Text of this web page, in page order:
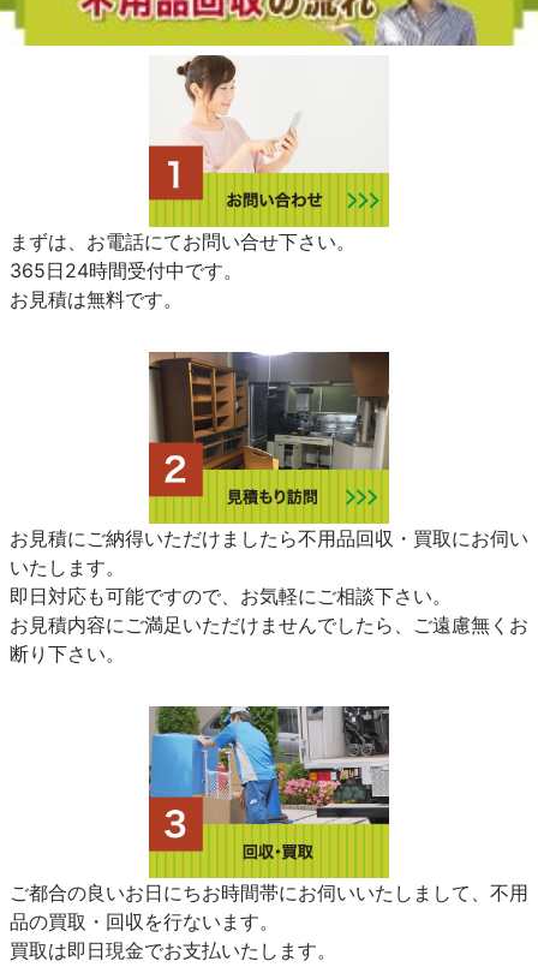
まずは、お電話にてお問い合せ下さい。
365日24時間受付中です。
お見積は無料です。
お見積にご納得いただけましたら不用品回収・買取にお伺い
いたします。
即日対応も可能ですので、お気軽にご相談下さい。
お見積内容にご満足いただけませんでしたら、ご遠慮無くお
断り下さい。
ご都合の良いお日にちお時間帯にお伺いいたしまして、不用
品の買取・回収を行ないます。
買取は即日現金でお支払いたします。